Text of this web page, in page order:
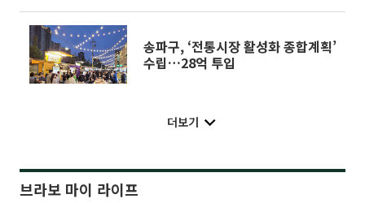
송파구, ‘전통시장 활성화 종합계획’
수립…28억 투입
더보기
브라보 마이 라이프